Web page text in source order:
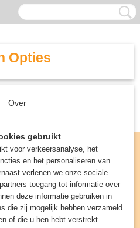
UW WINKELWAGEN
Opties
Over
gebruikt
voor verkeersanalyse, het
en het personaliseren van
verlenen we onze sociale
toegang tot informatie over
deze informatie gebruiken in
die zij mogelijk hebben verzameld
of die u hen hebt verstrekt.